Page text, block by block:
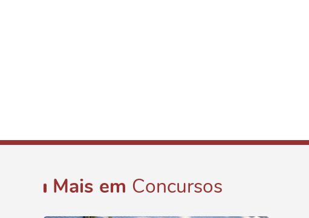
Mais em Concursos